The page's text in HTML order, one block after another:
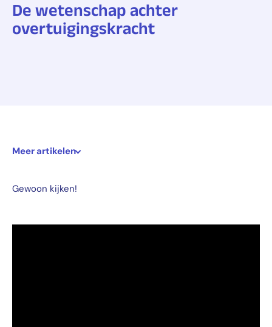
De wetenschap achter
overtuigingskracht
Meer artikelen
Gewoon kijken!